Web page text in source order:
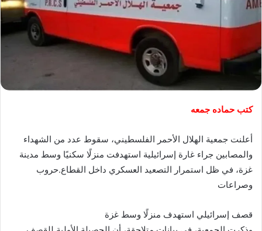
كتب حماده جمعه
أعلنت جمعية الهلال الأحمر الفلسطيني، سقوط عدد من الشهداء
والمصابين جراء غارة إسرائيلية استهدفت منزلًا سكنيًا وسط مدينة
غزة، في ظل استمرار التصعيد العسكري داخل القطاع.حروب
وصراعات
قصف إسرائيلي استهدف منزلًا وسط غزة